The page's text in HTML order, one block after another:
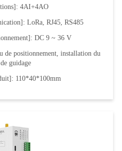
4AI+4AO
LoRa, RJ45, RS485
DC 9 ~ 36 V
de positionnement, installation du
guidage
110*40*100mm